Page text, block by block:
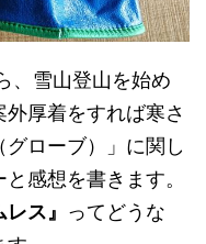
、雪山登山を始め
厚着をすれば寒さ
ローブ）」に関し
感想を書きます。
レス』 ってどうな